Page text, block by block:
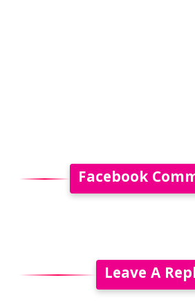
Facebook
Leave A